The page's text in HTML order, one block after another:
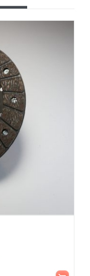
Aggiungi al carrello